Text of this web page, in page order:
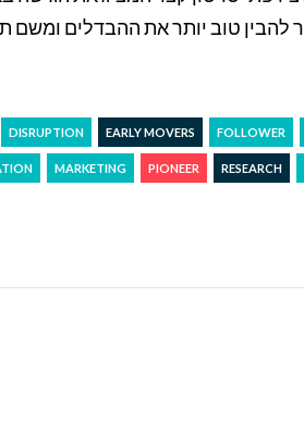
להבין טוב יותר את ההבדלים ומשם
DISRUPTION EARLY MOVERS FOLLOWER
MARKETING PIONEER RESEARCH